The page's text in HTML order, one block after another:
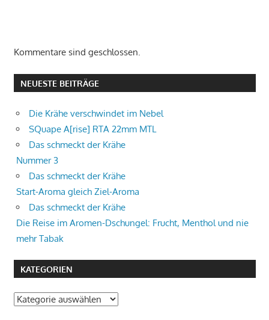
Kommentare sind geschlossen.
NEUESTE BEITRÄGE
Die Krähe verschwindet im Nebel
SQuape A[rise] RTA 22mm MTL
Das schmeckt der Krähe
Nummer 3
Das schmeckt der Krähe
Start-Aroma gleich Ziel-Aroma
Das schmeckt der Krähe
Die Reise im Aromen-Dschungel: Frucht, Menthol und nie
mehr Tabak
KATEGORIEN
Kategorien